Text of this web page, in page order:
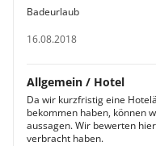
Badeurlaub
16.08.2018
Allgemein / Hotel
Da wir kurzfristig eine
bekommen haben, können
aussagen. Wir bewerten
verbracht haben.